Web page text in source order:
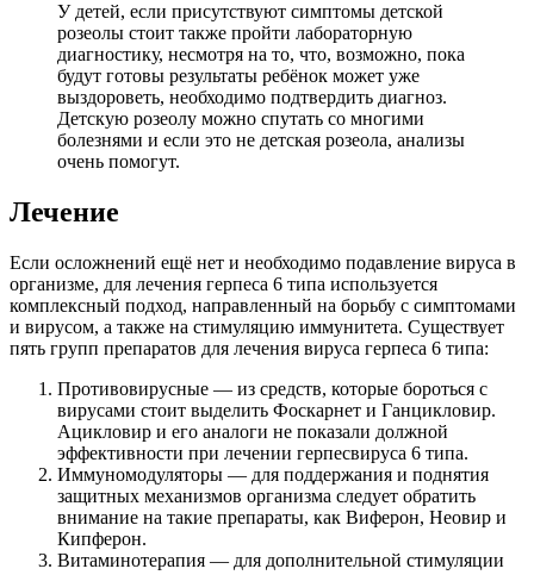
У детей, если присутствуют симптомы детской
розеолы стоит также пройти лабораторную
диагностику, несмотря на то, что, возможно, пока
будут готовы результаты ребёнок может уже
выздороветь, необходимо подтвердить диагноз.
Детскую розеолу можно спутать со многими
болезнями и если это не детская розеола, анализы
очень помогут.
Лечение
Если осложнений ещё нет и необходимо подавление вируса в
организме, для лечения герпеса 6 типа используется
комплексный подход, направленный на борьбу с симптомами
и вирусом, а также на стимуляцию иммунитета. Существует
пять групп препаратов для лечения вируса герпеса 6 типа:
Противовирусные — из средств, которые бороться с
вирусами стоит выделить Фоскарнет и Ганцикловир.
Ацикловир и его аналоги не показали должной
эффективности при лечении герпесвируса 6 типа.
Иммуномодуляторы — для поддержания и поднятия
защитных механизмов организма следует обратить
внимание на такие препараты, как Виферон, Неовир и
Кипферон.
Витаминотерапия — для дополнительной стимуляции